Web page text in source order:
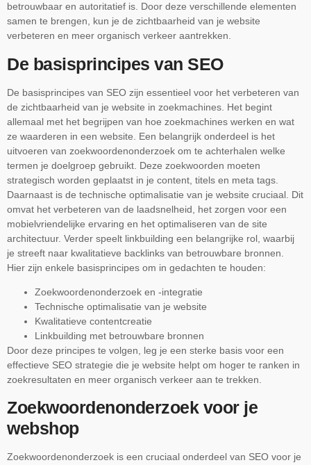
betrouwbaar en autoritatief is. Door deze verschillende elementen
samen te brengen, kun je de zichtbaarheid van je website
verbeteren en meer organisch verkeer aantrekken.
De basisprincipes van SEO
De basisprincipes van SEO zijn essentieel voor het verbeteren van
de zichtbaarheid van je website in zoekmachines. Het begint
allemaal met het begrijpen van hoe zoekmachines werken en wat
ze waarderen in een website. Een belangrijk onderdeel is het
uitvoeren van zoekwoordenonderzoek om te achterhalen welke
termen je doelgroep gebruikt. Deze zoekwoorden moeten
strategisch worden geplaatst in je content, titels en meta tags.
Daarnaast is de technische optimalisatie van je website cruciaal. Dit
omvat het verbeteren van de laadsnelheid, het zorgen voor een
mobielvriendelijke ervaring en het optimaliseren van de site
architectuur. Verder speelt linkbuilding een belangrijke rol, waarbij
je streeft naar kwalitatieve backlinks van betrouwbare bronnen.
Hier zijn enkele basisprincipes om in gedachten te houden:
Zoekwoordenonderzoek en -integratie
Technische optimalisatie van je website
Kwalitatieve contentcreatie
Linkbuilding met betrouwbare bronnen
Door deze principes te volgen, leg je een sterke basis voor een
effectieve SEO strategie die je website helpt om hoger te ranken in
zoekresultaten en meer organisch verkeer aan te trekken.
Zoekwoordenonderzoek voor je
webshop
Zoekwoordenonderzoek is een cruciaal onderdeel van SEO voor je